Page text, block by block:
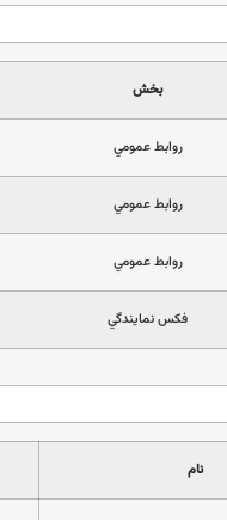
بخش
روابط عمومي
روابط عمومي
روابط عمومي
فكس نمايندگي
نام